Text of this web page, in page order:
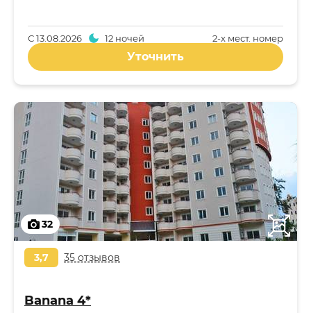
2-x мест. номер
С13.08.2026 12 ночей
Уточнить
32
3,7 35 отзывов
Banana 4*